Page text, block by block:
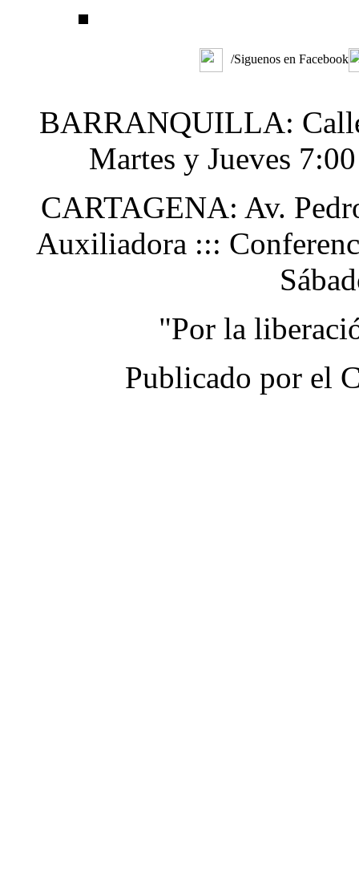
/Siguenos en Facebook
BARRANQUILLA:
Martes y Jueves
CARTAGENA: Av.
Auxiliadora :::
"Por la
Publicado por el